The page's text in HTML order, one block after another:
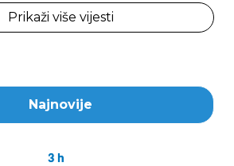
Prikaži više vijesti
Najnovije
3 h